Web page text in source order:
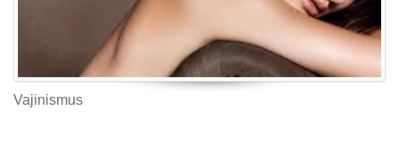
Vajinismus